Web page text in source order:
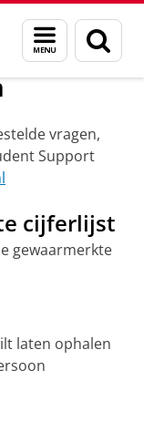
Menu
en
zoeken
vragen
vragen,
Support
cijferlijst
gewaarmerkte
laten ophalen